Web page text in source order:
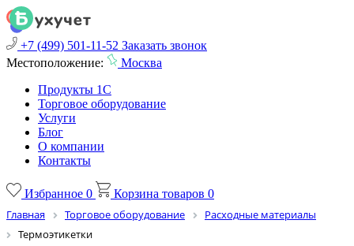
+7 (499) 501-11-52 Заказать звонок
Местоположение:
Москва
Продукты 1С
Торговое оборудование
Услуги
Блог
О компании
Контакты
Избранное 0 Корзина товаров 0
Главная Торговое оборудование
Расходные материалы
Термоэтикетки